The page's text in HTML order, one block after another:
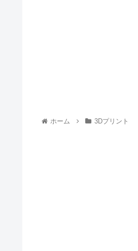
ホーム 3Dプリント